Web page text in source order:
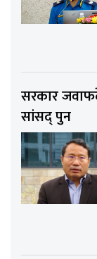
सरकार
सांसद् पुन